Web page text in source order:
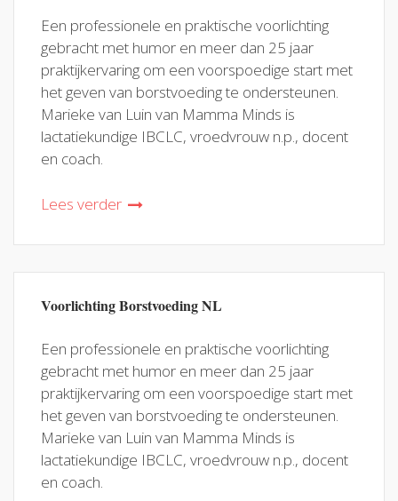
Een professionele en praktische voorlichting
gebracht met humor en meer dan 25 jaar
praktijkervaring om een voorspoedige start met
het geven van borstvoeding te ondersteunen.
Marieke van Luin van Mamma Minds is
lactatiekundige IBCLC, vroedvrouw n.p., docent
en coach.
Lees verder
Voorlichting Borstvoeding NL
Een professionele en praktische voorlichting
gebracht met humor en meer dan 25 jaar
praktijkervaring om een voorspoedige start met
het geven van borstvoeding te ondersteunen.
Marieke van Luin van Mamma Minds is
lactatiekundige IBCLC, vroedvrouw n.p., docent
en coach.